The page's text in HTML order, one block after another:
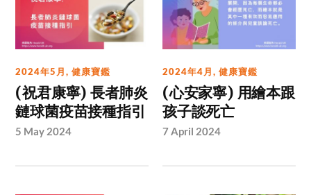
2024年5月,健康寶鑑
(祝君康寧) 長者肺炎
鏈球菌疫苗接種指引
5 May 2024
2024年4月,健康寶鑑
(心安家寧) 用繪本跟
孩子談死亡
7 April 2024